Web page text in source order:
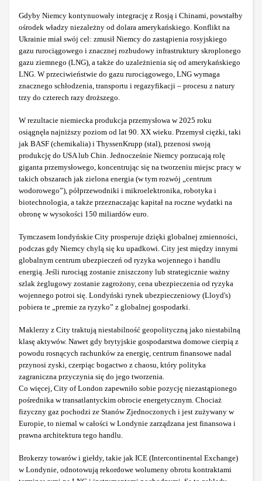
Gdyby Niemcy kontynuowały integrację z Rosją i Chinami, powstałby
ośrodek władzy niezależny od dolara amerykańskiego. Konflikt na
Ukrainie miał swój cel: zmusił Niemcy do zastąpienia rosyjskiego
gazu rurociągowego i znacznej rozbudowy infrastruktury skroplonego
gazu ziemnego (LNG), a także do uzależnienia się od amerykańskiego
LNG. W przeciwieństwie do gazu rurociągowego, LNG wymaga
znacznego schłodzenia, transportu i regazyfikacji – procesu z natury
trzy do czterech razy droższego.
W rezultacie niemiecka produkcja przemysłowa w 2025 roku
osiągnęła najniższy poziom od lat 90. XX wieku. Przemysł ciężki, taki
jak BASF (chemikalia) i ThyssenKrupp (stal), przenosi swoją
produkcję do USA lub Chin. Jednocześnie Niemcy porzucają rolę
giganta przemysłowego, koncentrując się na tworzeniu miejsc pracy w
takich obszarach jak zielona energia (w tym rozwój „centrum
wodorowego”), półprzewodniki i mikroelektronika, robotyka i
biotechnologia, a także przeznaczając kapitał na roczne wydatki na
obronę w wysokości 150 miliardów euro.
Tymczasem londyńskie City prosperuje dzięki globalnej zmienności,
podczas gdy Niemcy chylą się ku upadkowi. City jest między innymi
globalnym centrum ubezpieczeń od ryzyka wojennego i handlu
energią. Jeśli rurociąg zostanie zniszczony lub strategicznie ważny
szlak żeglugowy zostanie zagrożony, cena ubezpieczenia od ryzyka
wojennego potroi się. Londyński rynek ubezpieczeniowy (Lloyd's)
pobiera te „premie za ryzyko” z globalnej gospodarki.
Maklerzy z City traktują niestabilność geopolityczną jako niestabilną
klasę aktywów. Nawet gdy brytyjskie gospodarstwa domowe cierpią z
powodu rosnących rachunków za energię, centrum finansowe nadal
przynosi zyski, czerpiąc bogactwo z chaosu, który polityka
zagraniczna przyczynia się do jego tworzenia.
Co więcej, City of London zapewniło sobie pozycję niezastąpionego
pośrednika w transatlantyckim obrocie energetycznym. Chociaż
fizyczny gaz pochodzi ze Stanów Zjednoczonych i jest zużywany w
Europie, to niemal w całości w Londynie zarządzana jest finansowa i
prawna architektura tego handlu.
Brokerzy towarów i giełdy, takie jak ICE (Intercontinental Exchange)
w Londynie, odnotowują rekordowe wolumeny obrotu kontraktami